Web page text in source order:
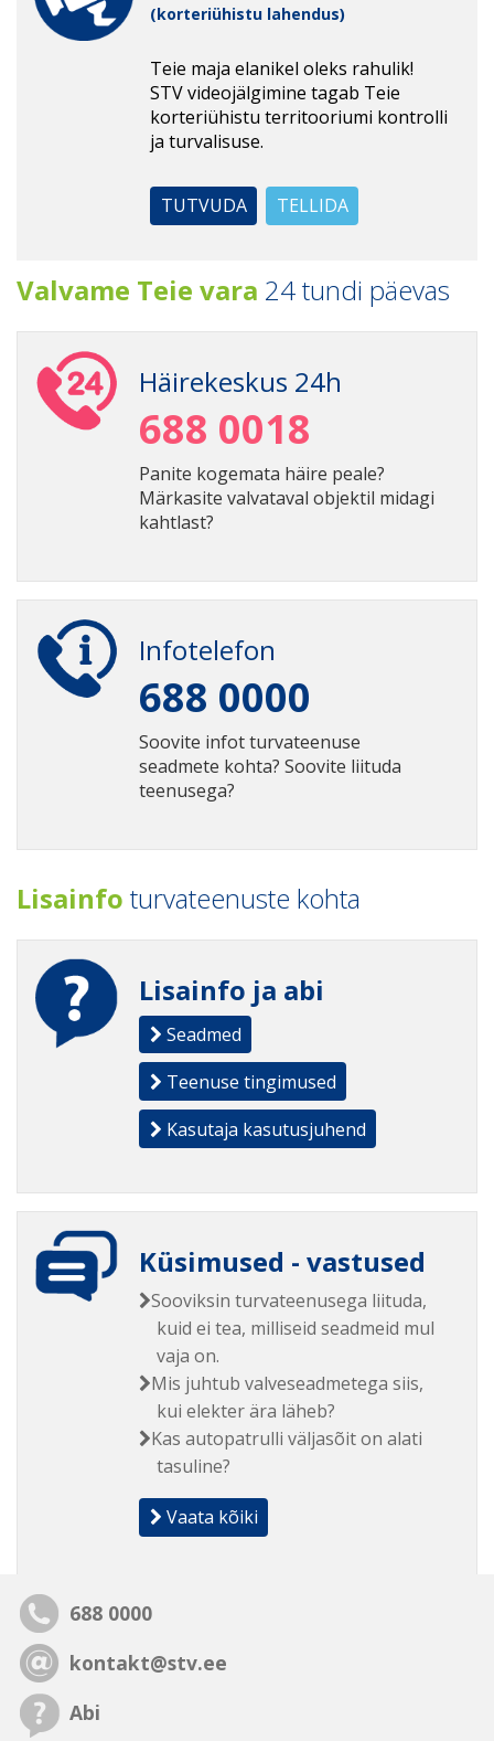
(korteriühistu lahendus)
Teie maja elanikel oleks rahulik!
STV videojälgimine tagab Teie
korteriühistu territooriumi kontrolli
ja turvalisuse.
TUTVUDA TELLIDA
Valvame Teie vara 24 tundi päevas
Häirekeskus 24h
688 0018
Panite kogemata häire peale?
Märkasite valvataval objektil midagi
kahtlast?
Infotelefon
688 0000
Soovite infot turvateenuse
seadmete kohta? Soovite liituda
teenusega?
Lisainfo turvateenuste kohta
Lisainfo ja abi
Seadmed
Teenuse tingimused
Kasutaja kasutusjuhend
Küsimused - vastused
Sooviksin turvateenusega liituda,
kuid ei tea, milliseid seadmeid mul
vaja on.
Mis juhtub valveseadmetega siis,
kui elekter ära läheb?
Kas autopatrulli väljasõit on alati
tasuline?
Vaata kõiki
688 0000
kontakt@stv.ee
Abi